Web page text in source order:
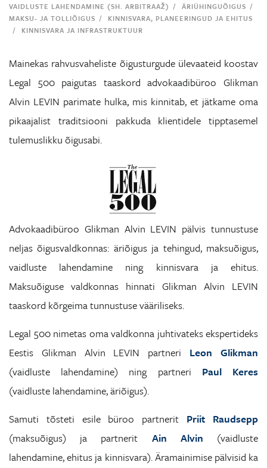
VAIDLUSTE LAHENDAMINE (SH. ARBITRAAŽ) / ÄRIÜHINGUÕIGUS /
MAKSU- JA TOLLIÕIGUS /
KINNISVARA, PLANEERINGUD JA EHITUS
/
KINNISVARA JA INFRASTRUKTUUR
Mainekas rahvusvaheliste õigusturgude ülevaateid koostav
Legal 500 paigutas taaskord advokaadibüroo Glikman
Alvin LEVIN parimate hulka, mis kinnitab, et jätkame oma
pikaajalist traditsiooni pakkuda klientidele tipptasemel
tulemuslikku õigusabi.
Advokaadibüroo Glikman Alvin LEVIN pälvis tunnustuse
neljas õigusvaldkonnas: äriõigus ja tehingud, maksuõigus,
vaidluste lahendamine ning kinnisvara ja ehitus.
Maksuõiguse valdkonnas hinnati Glikman Alvin LEVIN
taaskord kõrgeima tunnustuse vääriliseks.
Legal 500 nimetas oma valdkonna juhtivateks ekspertideks
Eestis Glikman Alvin LEVIN partneri Leon Glikman
(vaidluste lahendamine) ning partneri Paul Keres
(vaidluste lahendamine, äriõigus).
Samuti tõsteti esile büroo partnerit Priit Raudsepp
(maksuõigus) ja partnerit Ain Alvin (vaidluste
lahendamine, ehitus ja kinnisvara). Äramainimise pälvisid ka